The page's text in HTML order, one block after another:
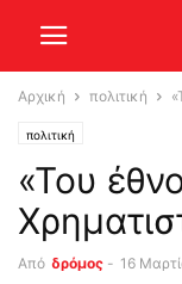
Αρχική πολιτική
πολιτική
«Του
Από δρόμος - 16